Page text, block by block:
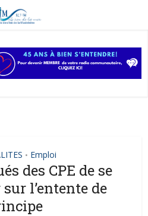
• Emploi
des CPE de se
l’entente de